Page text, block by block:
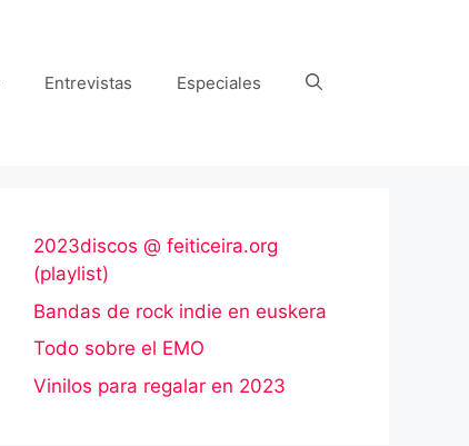
Entrevistas Especiales
2023discos @ feiticeira.org
(playlist)
Bandas de rock indie en euskera
Todo sobre el EMO
Vinilos para regalar en 2023